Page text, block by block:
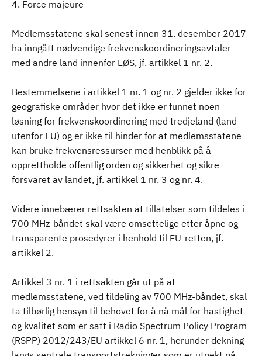
4. Force majeure
Medlemsstatene skal senest innen 31. desember 2017
ha inngått nødvendige frekvenskoordineringsavtaler
med andre land innenfor EØS, jf. artikkel 1 nr. 2.
Bestemmelsene i artikkel 1 nr. 1 og nr. 2 gjelder ikke for
geografiske områder hvor det ikke er funnet noen
løsning for frekvenskoordinering med tredjeland (land
utenfor EU) og er ikke til hinder for at medlemsstatene
kan bruke frekvensressurser med henblikk på å
opprettholde offentlig orden og sikkerhet og sikre
forsvaret av landet, jf. artikkel 1 nr. 3 og nr. 4.
Videre innebærer rettsakten at tillatelser som tildeles i
700 MHz-båndet skal være omsettelige etter åpne og
transparente prosedyrer i henhold til EU-retten, jf.
artikkel 2.
Artikkel 3 nr. 1 i rettsakten går ut på at
medlemsstatene, ved tildeling av 700 MHz-båndet, skal
ta tilbørlig hensyn til behovet for å nå mål for hastighet
og kvalitet som er satt i Radio Spectrum Policy Program
(RSPP) 2012/243/EU artikkel 6 nr. 1, herunder dekning